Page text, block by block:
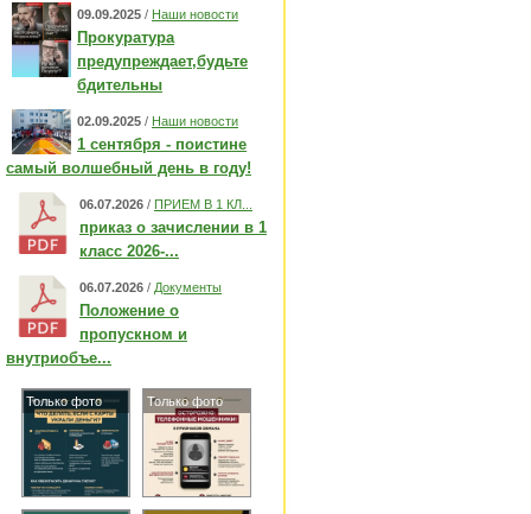
09.09.2025 / Наши новости
Прокуратура
предупреждает,будьте
бдительны
02.09.2025 / Наши новости
1 сентября - поистине
самый волшебный день в году!
06.07.2026 / ПРИЕМ В 1 КЛ...
приказ о зачислении в 1
класс 2026-...
06.07.2026 / Документы
Положение о
пропускном и
внутриобъе...
Только фото Только фото